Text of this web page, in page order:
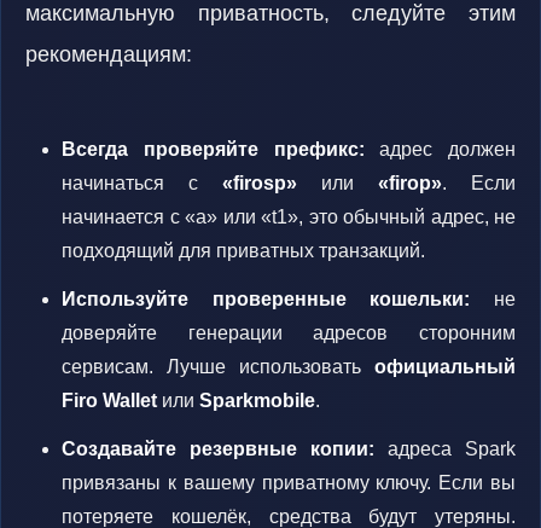
максимальную приватность, следуйте этим
рекомендациям:
Всегда проверяйте префикс: адрес должен
начинаться с «firosp» или «firop». Если
начинается с «a» или «t1», это обычный адрес, не
подходящий для приватных транзакций.
Используйте проверенные кошельки: не
доверяйте генерации адресов сторонним
сервисам. Лучше использовать официальный
Firo Wallet или Sparkmobile.
Создавайте резервные копии: адреса Spark
привязаны к вашему приватному ключу. Если вы
потеряете кошелёк, средства будут утеряны.